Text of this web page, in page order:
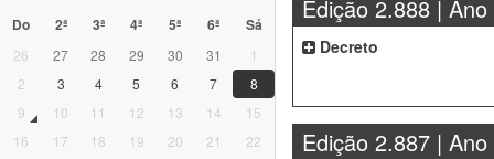
Do
2ª 3ª 4ª 5ª 6ª Sá
26 27 28 29 30 31
1
2
3 4 5 6 7
8
9
10 11 12 13 14
15
16
17 18 19 20 21
22
Edição 2.888 | Ano
Decreto
Edição 2.887 | Ano